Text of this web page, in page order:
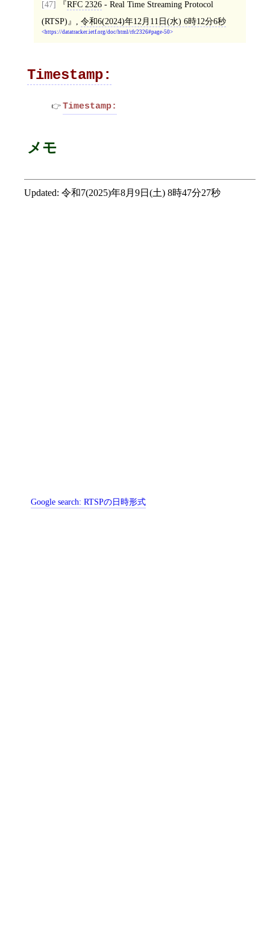
[47] RFC 2326- Real Time Streaming Protocol
(RTSP)
令和6(2024)年12月11日(水) 6時12分6秒
https://datatracker.ietf.org/doc/html/rfc2326#page-50
Timestamp:
Timestamp:
メモ
Updated: 令和7(2025)年8月9日(土) 8時47分27秒
Google search:RTSPの日時形式